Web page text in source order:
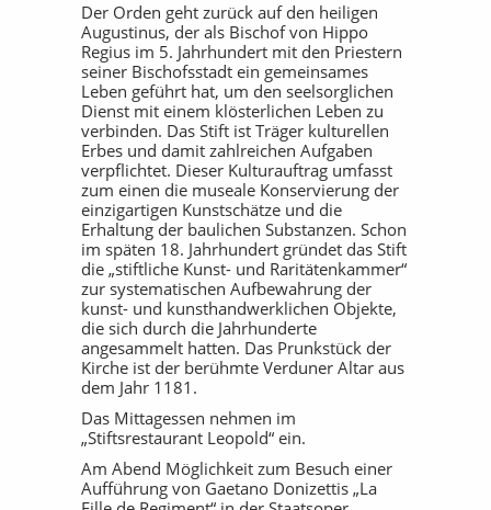
Der Orden geht zurück auf den heiligen
Augustinus, der als Bischof von Hippo
Regius im 5. Jahrhundert mit den Priestern
seiner Bischofsstadt ein gemeinsames
Leben geführt hat, um den seelsorglichen
Dienst mit einem klösterlichen Leben zu
verbinden. Das Stift ist Träger kulturellen
Erbes und damit zahlreichen Aufgaben
verpflichtet. Dieser Kulturauftrag umfasst
zum einen die museale Konservierung der
einzigartigen Kunstschätze und die
Erhaltung der baulichen Substanzen. Schon
im späten 18. Jahrhundert gründet das Stift
die „stiftliche Kunst- und Raritätenkammer“
zur systematischen Aufbewahrung der
kunst- und kunsthandwerklichen Objekte,
die sich durch die Jahrhunderte
angesammelt hatten. Das Prunkstück der
Kirche ist der berühmte Verduner Altar aus
dem Jahr 1181.
Das Mittagessen nehmen im
„Stiftsrestaurant Leopold“ ein.
Am Abend Möglichkeit zum Besuch einer
Aufführung von Gaetano Donizettis „La